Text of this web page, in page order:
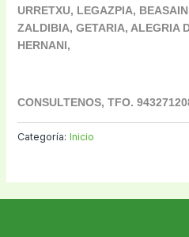
URRETXU, LEGAZPIA,
ZALDIBIA, GETARIA, ALEGRIA
HERNANI,
CONSULTENOS, TFO.
Categoría: Inicio